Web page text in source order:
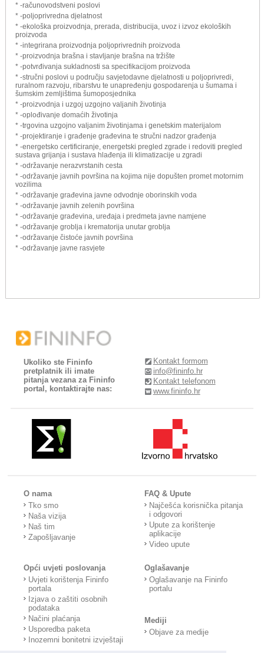
* -računovodstveni poslovi
* -poljoprivredna djelatnost
* -ekološka proizvodnja, prerada, distribucija, uvoz i izvoz ekoloških
proizvoda
* -integrirana proizvodnja poljoprivrednih proizvoda
* -proizvodnja brašna i stavljanje brašna na tržište
* -potvrđivanja sukladnosti sa specifikacijom proizvoda
* -stručni poslovi u području savjetodavne djelatnosti u poljoprivredi,
ruralnom razvoju, ribarstvu te unapređenju gospodarenja u šumama i
šumskim zemljištima šumoposjednika
* -proizvodnja i uzgoj uzgojno valjanih životinja
* -oplođivanje domaćih životinja
* -trgovina uzgojno valjanim životinjama i genetskim materijalom
* -projektiranje i građenje građevina te stručni nadzor građenja
* -energetsko certificiranje, energetski pregled zgrade i redoviti pregled
sustava grijanja i sustava hlađenja ili klimatizacije u zgradi
* -održavanje nerazvrstanih cesta
* -održavanje javnih površina na kojima nije dopušten promet motornim
vozilima
* -održavanje građevina javne odvodnje oborinskih voda
* -održavanje javnih zelenih površina
* -održavanje građevina, uređaja i predmeta javne namjene
* -održavanje groblja i krematorija unutar groblja
* -održavanje čistoće javnih površina
* -održavanje javne rasvjete
Ukoliko ste Fininfo
pretplatnik ili imate
pitanja vezana za Fininfo
portal, kontaktirajte nas:
Kontakt formom
info@fininfo.hr
Kontakt telefonom
www.fininfo.hr
O nama
Tko smo
Naša vizija
Naš tim
Zapošljavanje
FAQ & Upute
Najčešća korisnička pitanja
i odgovori
Upute za korištenje
aplikacije
Video upute
Opći uvjeti poslovanja
Uvjeti korištenja Fininfo
portala
Izjava o zaštiti osobnih
podataka
Načini plaćanja
Usporedba paketa
Inozemni bonitetni izvještaji
Oglašavanje
Oglašavanje na Fininfo
portalu
Mediji
Objave za medije